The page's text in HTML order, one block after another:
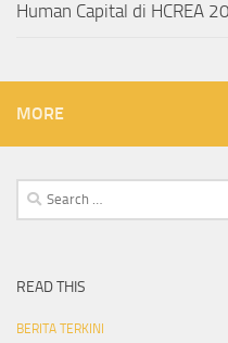
Human Capital di HCREA
MORE
Search
for:
READ THIS
BERITA TERKINI